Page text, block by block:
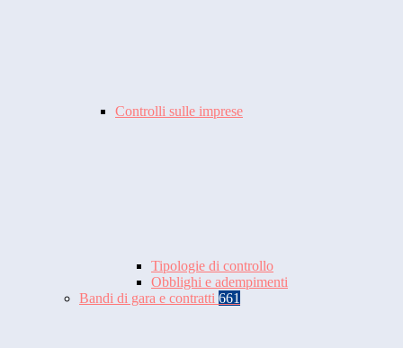
Controlli sulle imprese
Tipologie di controllo
Obblighi e adempimenti
Bandi di gara e contratti 661